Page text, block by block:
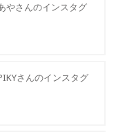
やさんのインスタグ
さんのインスタグ